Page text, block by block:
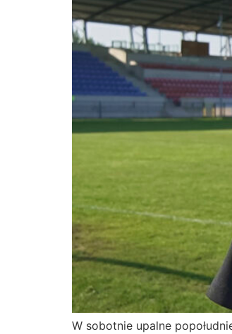
W sobotnie upalne